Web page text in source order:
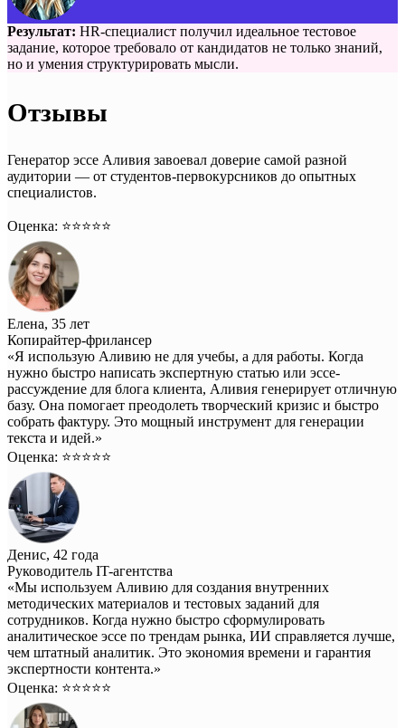
Результат: HR-специалист получил идеальное тестовое
задание, которое требовало от кандидатов не только знаний,
но и умения структурировать мысли.
Отзывы
Генератор эссе Аливия завоевал доверие самой разной
аудитории — от студентов-первокурсников до опытных
специалистов.
Оценка: ⭐️⭐️⭐️⭐️⭐️
Елена, 35 лет
Копирайтер-фрилансер
«Я использую Аливию не для учебы, а для работы. Когда
нужно быстро написать экспертную статью или эссе-
рассуждение для блога клиента, Аливия генерирует отличную
базу. Она помогает преодолеть творческий кризис и быстро
собрать фактуру. Это мощный инструмент для генерации
текста и идей.»
Оценка: ⭐️⭐️⭐️⭐️⭐️
Денис, 42 года
Руководитель IT-агентства
«Мы используем Аливию для создания внутренних
методических материалов и тестовых заданий для
сотрудников. Когда нужно быстро сформулировать
аналитическое эссе по трендам рынка, ИИ справляется лучше,
чем штатный аналитик. Это экономия времени и гарантия
экспертности контента.»
Оценка: ⭐️⭐️⭐️⭐️⭐️